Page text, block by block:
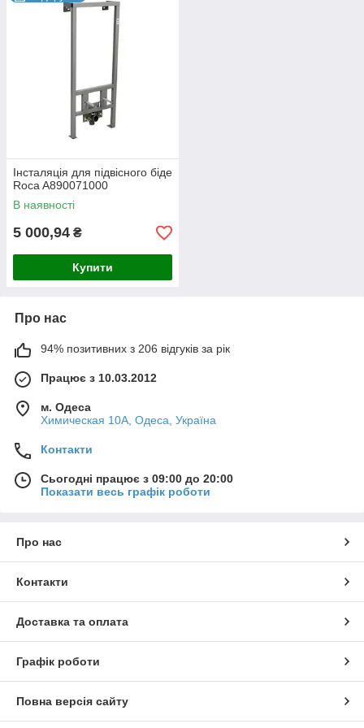
кнопка змиву
систем інсталяцій для унітазів Roca
відсутність протікання, утворення конденсату на зливному
бачку, корозії та інших негативних наслідків, що викликаються
впливом вологи. Усі складники інсталяцій виготовлені зі сталі
з порошковим покриттям і пластику — матеріалів, стійких до
зовнішніх впливів і зношування.
Інсталяція для підвісного біде
Roca A890071000
В наявності
5 000,94 ₴
Купити
Про нас
94% позитивних з 206 відгуків за рік
Працює з 10.03.2012
м. Одеса
Химическая 10А, Одеса, Україна
Контакти
Сьогодні працює з 09:00 до 20:00
Показати весь графік роботи
Про нас
Контакти
Доставка та оплата
Графік роботи
Повна версія сайту